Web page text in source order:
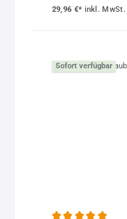
29,96 €* inkl. MwSt.
Sofort verfügbar